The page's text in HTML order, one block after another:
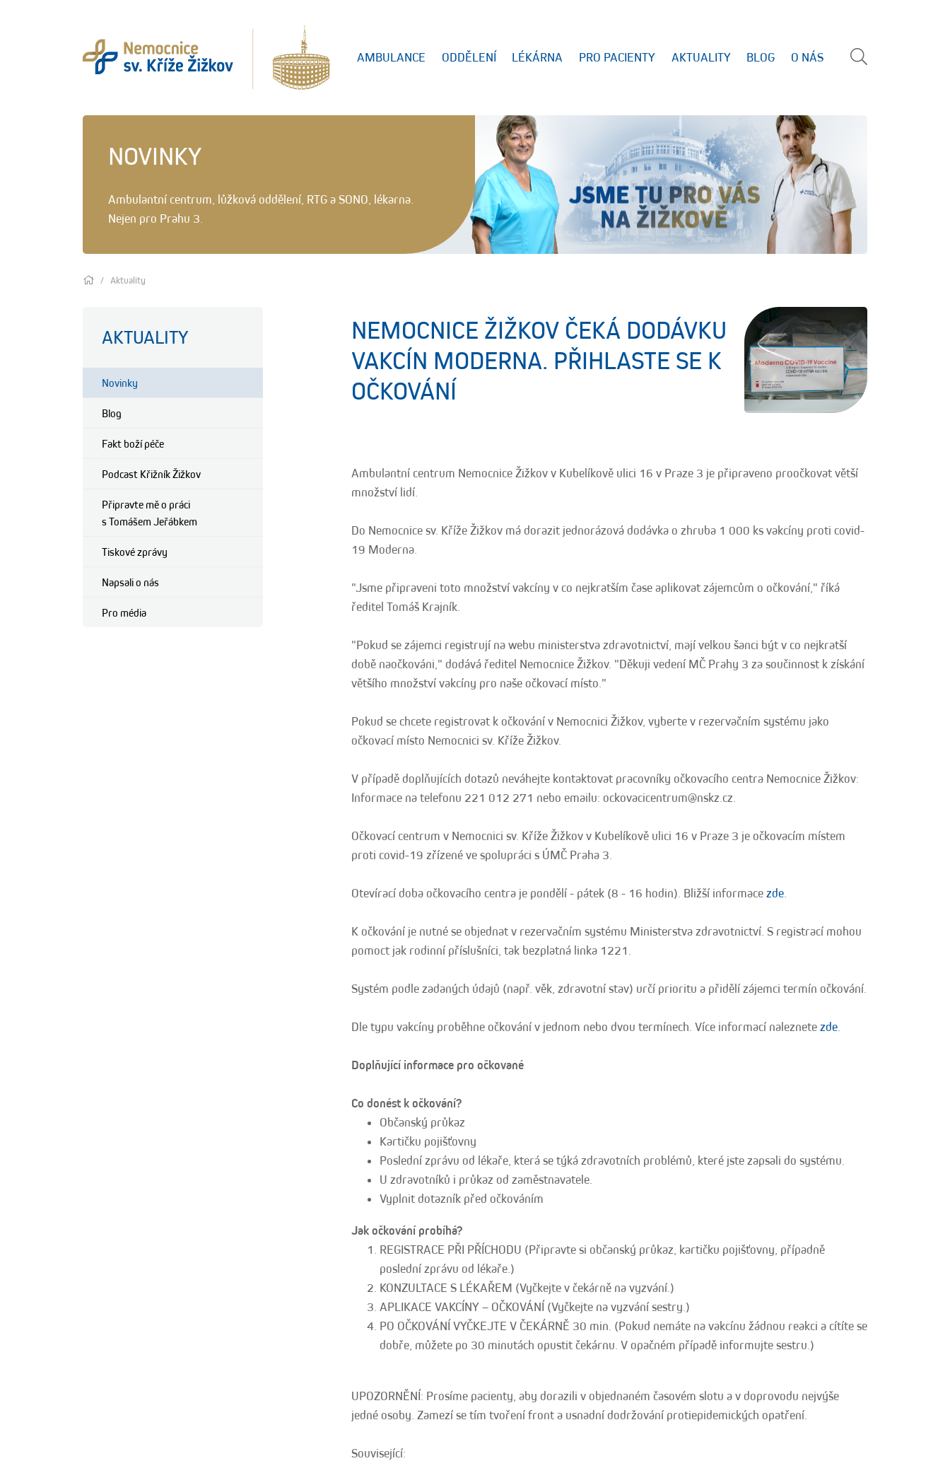
AMBULANCE ODDĚLENÍ LÉKÁRNA PRO PACIENTY AKTUALITY BLOG O NÁS
NOVINKY
Ambulantní centrum, lůžková oddělení, RTG a SONO, lékarna.
Nejen pro Prahu 3.
Aktuality
AKTUALITY
Novinky
Blog
Fakt boží péče
Podcast Křižník Žižkov
Připravte mě o práci
s Tomášem Jeřábkem
Tiskové zprávy
Napsali o nás
Pro média
NEMOCNICE ŽIŽKOV ČEKÁ DODÁVKU
VAKCÍN MODERNA. PŘIHLASTE SE K
OČKOVÁNÍ
Ambulantní centrum Nemocnice Žižkov v Kubelíkově ulici 16 v Praze 3 je připraveno proočkovat větší
množství lidí.
Do Nemocnice sv. Kříže Žižkov má dorazit jednorázová dodávka o zhruba 1 000 ks vakcíny proti covid-
19 Moderna.
"Jsme připraveni toto množství vakcíny v co nejkratším čase aplikovat zájemcům o očkování," říká
ředitel Tomáš Krajník.
"Pokud se zájemci registrují na webu ministerstva zdravotnictví, mají velkou šanci být v co nejkratší
době naočkováni," dodává ředitel Nemocnice Žižkov. "Děkuji vedení MČ Prahy 3 za součinnost k získání
většího množství vakcíny pro naše očkovací místo."
Pokud se chcete registrovat k očkování v Nemocnici Žižkov, vyberte v rezervačním systému jako
očkovací místo Nemocnici sv. Kříže Žižkov.
V případě doplňujících dotazů neváhejte kontaktovat pracovníky očkovacího centra Nemocnice Žižkov:
Informace na telefonu 221 012 271 nebo emailu: ockovacicentrum@nskz.cz.
Očkovací centrum v Nemocnici sv. Kříže Žižkov v Kubelíkově ulici 16 v Praze 3 je očkovacím místem
proti covid-19 zřízené ve spolupráci s ÚMČ Praha 3.
Otevírací doba očkovacího centra je pondělí - pátek (8 - 16 hodin). Bližší informace zde.
K očkování je nutné se objednat v rezervačním systému Ministerstva zdravotnictví. S registrací mohou
pomoct jak rodinní příslušníci, tak bezplatná linka 1221.
Systém podle zadaných údajů (např. věk, zdravotní stav) určí prioritu a přidělí zájemci termín očkování.
Dle typu vakcíny proběhne očkování v jednom nebo dvou termínech. Více informací naleznete zde.
Doplňující informace pro očkované
Co donést k očkování?
Občanský průkaz
Kartičku pojišťovny
Poslední zprávu od lékaře, která se týká zdravotních problémů, které jste zapsali do systému.
U zdravotníků i průkaz od zaměstnavatele.
Vyplnit dotazník před očkováním
Jak očkování probíhá?
REGISTRACE PŘI PŘÍCHODU (Připravte si občanský průkaz, kartičku pojišťovny, případně
poslední zprávu od lékaře.)
KONZULTACE S LÉKAŘEM (Vyčkejte v čekárně na vyzvání.)
APLIKACE VAKCÍNY – OČKOVÁNÍ (Vyčkejte na vyzvání sestry.)
PO OČKOVÁNÍ VYČKEJTE V ČEKÁRNĚ 30 min. (Pokud nemáte na vakcínu žádnou reakci a cítíte se
dobře, můžete po 30 minutách opustit čekárnu. V opačném případě informujte sestru.)
UPOZORNĚNÍ: Prosíme pacienty, aby dorazili v objednaném časovém slotu a v doprovodu nejvýše
jedné osoby. Zamezí se tím tvoření front a usnadní dodržování protiepidemických opatření.
Související: